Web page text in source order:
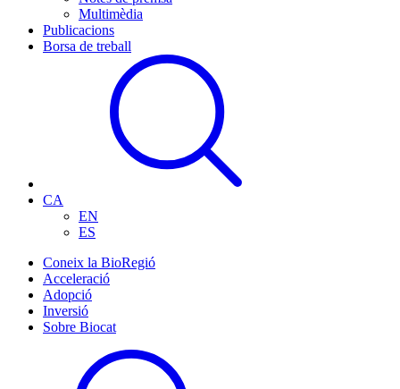
Multimèdia
Publicacions
Borsa de treball
CA
EN
ES
Coneix la BioRegió
Acceleració
Adopció
Inversió
Sobre Biocat